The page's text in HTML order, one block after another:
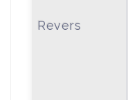
Revers